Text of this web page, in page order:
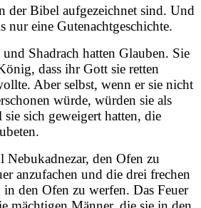
der Bibel aufgezeichnet sind. Und
nur eine Gutenachtgeschichte.
Shadrach hatten Glauben. Sie
dass ihr Gott sie retten
Aber selbst, wenn er sie nicht
würde, würden sie als
sich geweigert hatten, die
den Ofen zu
anzufachen und die drei frechen
in den Ofen zu werfen. Das Feuer